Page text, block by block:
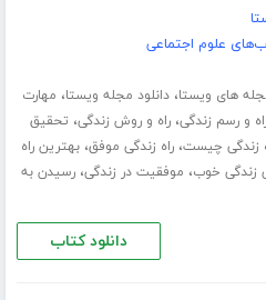
علوم اجتماعی
های ویستا،دانلود مجله ویستا، مهارت
و رسم زندگی،راه و روش زندگی، تحقیق
زندگی چیست،راه زندگی موفق،بهترین راه
زندگی خوب، موفقیت در زندگی،رسیدن به
دانلود کتاب